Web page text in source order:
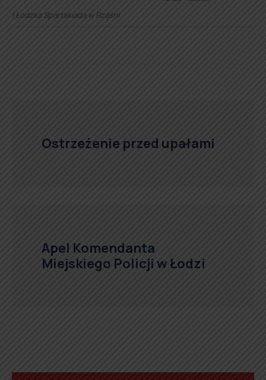
I Łódzka Spartakiada w Rząśni
Ostrzeżenie przed upałami
Apel Komendanta
Miejskiego Policji w Łodzi